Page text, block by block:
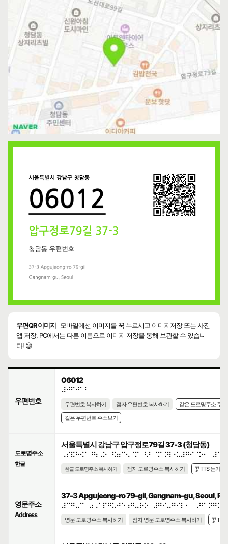
우편QR 이미지
모바일에선 이미지를 꾹 누르시고 이미지저장 또는 사진
앱 저장, PC에서는 다른 이름으로 이미지 저장을 통해 보관할 수 있습니
다! 😄
우편번호
06012
⠼⠚⠋⠚⠁⠃
우편번호 복사하기 점자 우편번호 복사하기
같은 도로명주소 주
같은 우편번호 주소보기
도로명주소
한글
서울특별시 강남구 압구정로79길 37-3 (청담동)
한글 도로명주소 복사하기 점자 도로명주소 복사하기 👂 TTS 듣기
영문주소
Address
37-3 Apgujeong-ro 79-gil, Gangnam-gu, Seoul,
영문 도로명주소 복사하기 점자 영문 도로명주소 복사하기 👂 TTS